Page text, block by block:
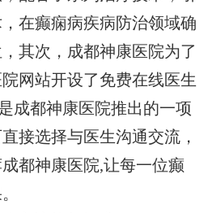
在癫痫病疾病防治领域确
其次，成都神康医院为了
网站开设了免费在线医生
成都神康医院推出的一项
接选择与医生沟通交流，
都神康医院,让每一位癫